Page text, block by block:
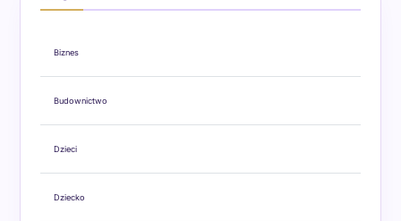
Biznes
Budownictwo
Dzieci
Dziecko